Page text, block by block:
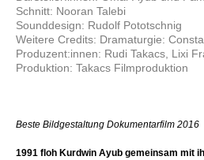
Schnitt: Nooran Talebi
Sounddesign: Rudolf Pototschnig
Weitere Credits: Dramaturgie:
Produzent:innen: Rudi Takacs, Lixi
Produktion: Takacs Filmproduktion
Beste Bildgestaltung Dokumentarfilm 2016
1991 floh Kurdwin Ayub gemeinsam mit